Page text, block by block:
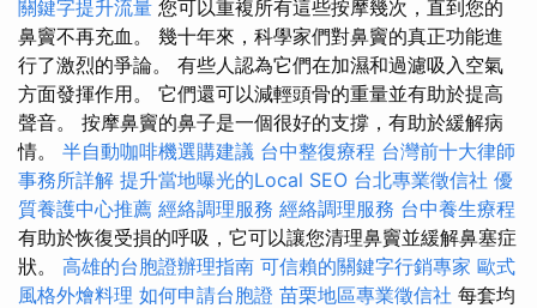
關鍵字提升流量 您可以重複所有這些按摩幾次，直到您的
鼻竇不再充血。 幾十年來，科學家們對鼻竇的真正功能進
行了激烈的爭論。 有些人認為它們在加濕和過濾吸入空氣
方面發揮作用。 它們還可以減輕頭骨的重量並有助於提高
聲音。 按摩鼻竇的鼻子是一個很好的支撐，有助於緩解病
情。 半自動咖啡機選購建議 台中整復療程 台灣前十大律師
事務所詳解 提升當地曝光的Local SEO 台北專業徵信社 優
質養護中心推薦 經絡調理服務 經絡調理服務 台中養生療程
有助於恢復受損的呼吸，它可以讓您清理鼻竇並緩解鼻塞症
狀。 高雄的台胞證辦理指南 可信賴的關鍵字行銷專家 歐式
風格外燴料理 如何申請台胞證 苗栗地區專業徵信社 每套均